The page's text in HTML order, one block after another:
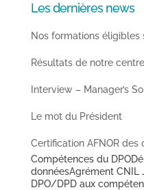
Les dernières news
Nos formations éligibles
Résultats de notre
Interview – Manager’s
Le mot du Président
Certification AFNOR des
Compétences du
donnéesAgrément CNIL
DPO/DPD aux